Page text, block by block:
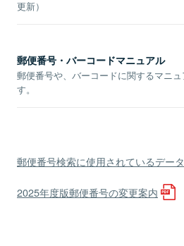
更新）
郵便番号・バーコードマニュアル
郵便番号や、バーコードに関するマニ
す。
郵便番号検索に使用されているデー
2025年度版郵便番号の変更案内